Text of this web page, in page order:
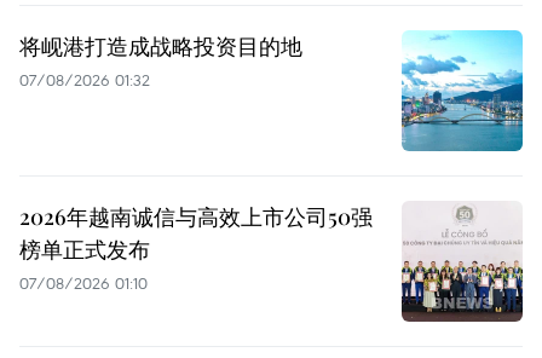
将岘港打造成战略投资目的地
07/08/2026 01:32
2026年越南诚信与高效上市公司50强
榜单正式发布
07/08/2026 01:10